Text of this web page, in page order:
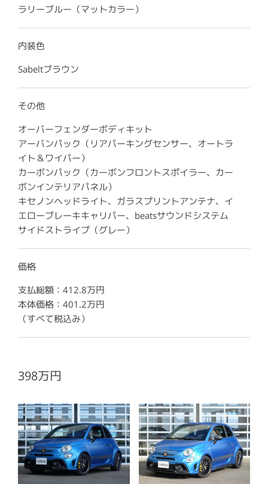
ラリーブルー（マットカラー）
内装色
Sabeltブラウン
その他
オーバーフェンダーボディキット
アーバンパック（リアパーキングセンサー、オートラ
イト＆ワイパー）
カーボンパック（カーボンフロントスポイラー、カー
ボンインテリアパネル）
キセノンヘッドライト、ガラスプリントアンテナ、イ
エローブレーキキャリパー、beatsサウンドシステム
サイドストライプ（グレー）
価格
支払総額：412.8万円
本体価格：401.2万円
（すべて税込み）
398万円